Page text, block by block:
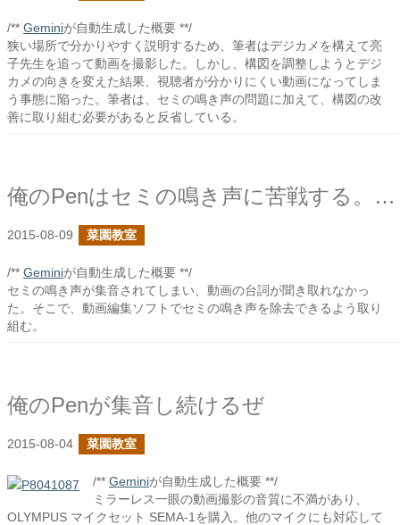
/** Geminiが自動生成した概要 **/
狭い場所で分かりやすく説明するため、筆者はデジカメを構えて亮
子先生を追って動画を撮影した。しかし、構図を調整しようとデジ
カメの向きを変えた結果、視聴者が分かりにくい動画になってしま
う事態に陥った。筆者は、セミの鳴き声の問題に加えて、構図の改
善に取り組む必要があると反省している。
俺のPenはセミの鳴き声に苦戦する。夏である。
2015-08-09 菜園教室
/** Geminiが自動生成した概要 **/
セミの鳴き声が集音されてしまい、動画の台詞が聞き取れなかっ
た。そこで、動画編集ソフトでセミの鳴き声を除去できるよう取り
組む。
俺のPenが集音し続けるぜ
2015-08-04 菜園教室
/** Geminiが自動生成した概要 **/
ミラーレス一眼の動画撮影の音質に不満があり、
OLYMPUS マイクセット SEMA-1を購入。他のマイクにも対応して